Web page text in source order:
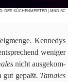
DER KÜCHENMEISTER | MND.SC
Ken­ne­dys
weni­ger
nicht aus­ge­kom­
gut gepaßt. Tama­les